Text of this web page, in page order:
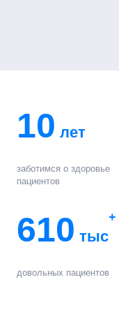
10 лет
заботимся о здоровье
пациентов
610 тыс
+
довольных пациентов